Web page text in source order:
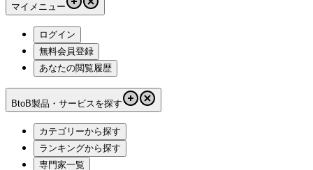
マイメニュー
ログイン
無料会員登録
あなたの閲覧履歴
BtoB製品・サービスを探す
カテゴリーから探す
ランキングから探す
専門家一覧